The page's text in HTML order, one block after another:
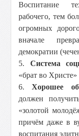
Воспитание
рабочего, тем
огромных
вначале
демократии
5. Система
«брат во
6.Хорошее
должен
«золотой
причём даже в
воспитания